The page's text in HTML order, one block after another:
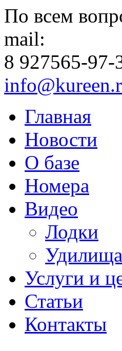
По всем
mail:
8 927565-97-
Главная
Новости
О базе
Номера
Видео
Лодки
Удилища
Услуги и
Статьи
Контакты